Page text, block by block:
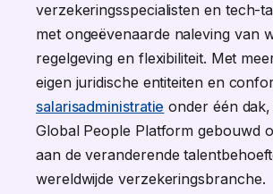
verzekeringsspecialisten en tech-
met ongeëvenaarde naleving van
regelgeving en flexibiliteit. Met
eigen juridische entiteiten en
salarisadministratie onder één
Global People Platform gebouwd
aan de veranderende
wereldwijde verzekeringsbranche.